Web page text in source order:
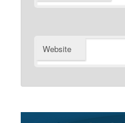
Website